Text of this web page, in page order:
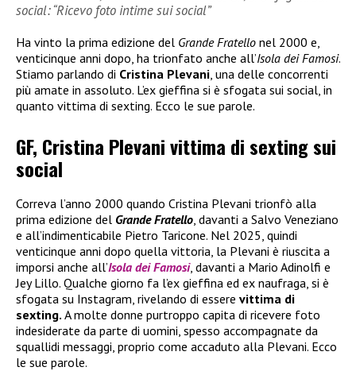
social: “Ricevo foto intime sui social”
Ha vinto la prima edizione del Grande Fratello nel 2000 e,
venticinque anni dopo, ha trionfato anche all’Isola dei Famosi.
Stiamo parlando di Cristina Plevani, una delle concorrenti
più amate in assoluto. L’ex gieffina si è sfogata sui social, in
quanto vittima di sexting. Ecco le sue parole.
GF, Cristina Plevani vittima di sexting sui
social
Correva l’anno 2000 quando Cristina Plevani trionfò alla
prima edizione del Grande Fratello , davanti a Salvo Veneziano
e all’indimenticabile Pietro Taricone. Nel 2025, quindi
venticinque anni dopo quella vittoria, la Plevani è riuscita a
imporsi anche all’Isola dei Famosi, davanti a Mario Adinolfi e
Jey Lillo. Qualche giorno fa l’ex gieffina ed ex naufraga, si è
sfogata su Instagram, rivelando di essere vittima di
sexting. A molte donne purtroppo capita di ricevere foto
indesiderate da parte di uomini, spesso accompagnate da
squallidi messaggi, proprio come accaduto alla Plevani. Ecco
le sue parole.